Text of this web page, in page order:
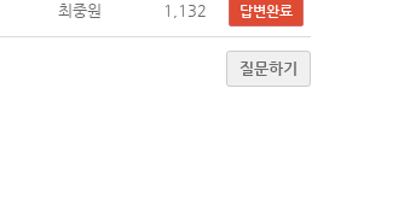
최중원 1,132 답변완료
질문하기